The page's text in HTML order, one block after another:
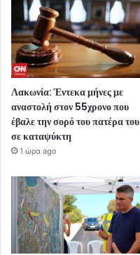
Λακωνία: Έντεκα μήνες με
αναστολή στον 55χρονο που
έβαλε την σορό του πατέρα του
σε καταψύκτη
1 ώρα ago